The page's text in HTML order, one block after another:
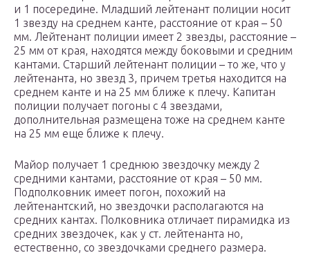
и 1 посередине. Младший лейтенант полиции носит
1 звезду на среднем канте, расстояние от края – 50
мм. Лейтенант полиции имеет 2 звезды, расстояние –
25 мм от края, находятся между боковыми и средним
кантами. Старший лейтенант полиции – то же, что у
лейтенанта, но звезд 3, причем третья находится на
среднем канте и на 25 мм ближе к плечу. Капитан
полиции получает погоны с 4 звездами,
дополнительная размещена тоже на среднем канте
на 25 мм еще ближе к плечу.
Майор получает 1 среднюю звездочку между 2
средними кантами, расстояние от края – 50 мм.
Подполковник имеет погон, похожий на
лейтенантский, но звездочки располагаются на
средних кантах. Полковника отличает пирамидка из
средних звездочек, как у ст. лейтенанта но,
естественно, со звездочками среднего размера.